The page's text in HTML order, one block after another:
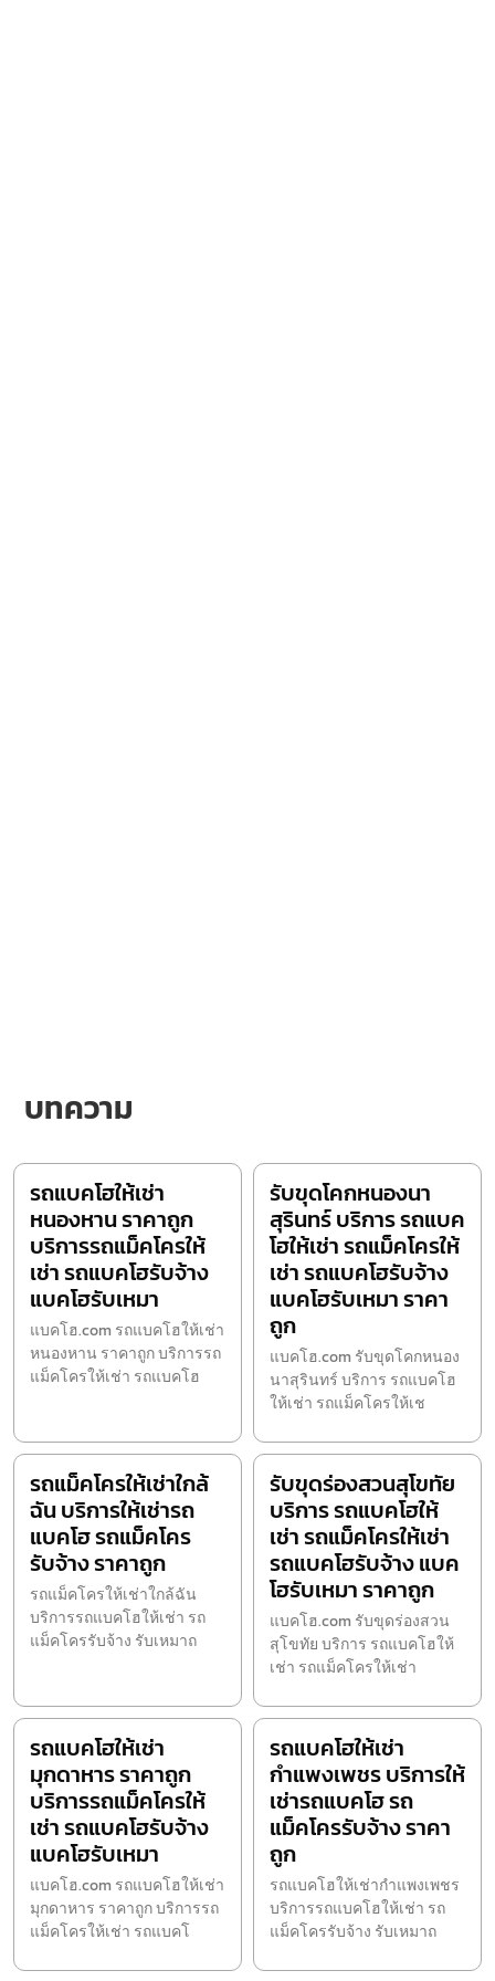
บทความ
รถแบคโฮให้เช่า
หนองหาน ราคาถูก
บริการรถแม็คโครให้
เช่า รถแบคโฮรับจ้าง
แบคโฮรับเหมา
แบคโฮ.com รถแบคโฮให้เช่า
หนองหาน ราคาถูก บริการรถ
แม็คโครให้เช่า รถแบคโฮ
รับขุดโคกหนองนา
สุรินทร์ บริการ รถแบค
โฮให้เช่า รถแม็คโครให้
เช่า รถแบคโฮรับจ้าง
แบคโฮรับเหมา ราคา
ถูก
แบคโฮ.com รับขุดโคกหนอง
นาสุรินทร์ บริการ รถแบคโฮ
ให้เช่า รถแม็คโครให้เช
รถแม็คโครให้เช่าใกล้
ฉัน บริการให้เช่ารถ
แบคโฮ รถแม็คโคร
รับจ้าง ราคาถูก
รถแม็คโครให้เช่าใกล้ฉัน
บริการรถแบคโฮให้เช่า รถ
แม็คโครรับจ้าง รับเหมาถ
รับขุดร่องสวนสุโขทัย
บริการ รถแบคโฮให้
เช่า รถแม็คโครให้เช่า
รถแบคโฮรับจ้าง แบค
โฮรับเหมา ราคาถูก
แบคโฮ.com รับขุดร่องสวน
สุโขทัย บริการ รถแบคโฮให้
เช่า รถแม็คโครให้เช่า
รถแบคโฮให้เช่า
มุกดาหาร ราคาถูก
บริการรถแม็คโครให้
เช่า รถแบคโฮรับจ้าง
แบคโฮรับเหมา
แบคโฮ.com รถแบคโฮให้เช่า
มุกดาหาร ราคาถูก บริการรถ
แม็คโครให้เช่า รถแบคโ
รถแบคโฮให้เช่า
กำแพงเพชร บริการให้
เช่ารถแบคโฮ รถ
แม็คโครรับจ้าง ราคา
ถูก
รถแบคโฮให้เช่ากำแพงเพชร
บริการรถแบคโฮให้เช่า รถ
แม็คโครรับจ้าง รับเหมาถ